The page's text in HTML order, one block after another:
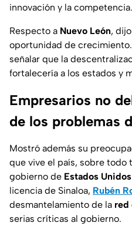
innovación y la competencia.
Respecto a Nuevo León,
oportunidad de
señalar que la
fortalecería a los estados y
Empresarios no
de los problemas
Mostró además su
que vive el país, sobre todo
gobierno de Estados Unidos
licencia de Sinaloa, Rubén
desmantelamiento de la red
serias críticas al gobierno.